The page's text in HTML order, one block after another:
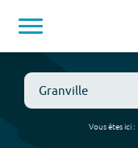
Vous êtes ici :